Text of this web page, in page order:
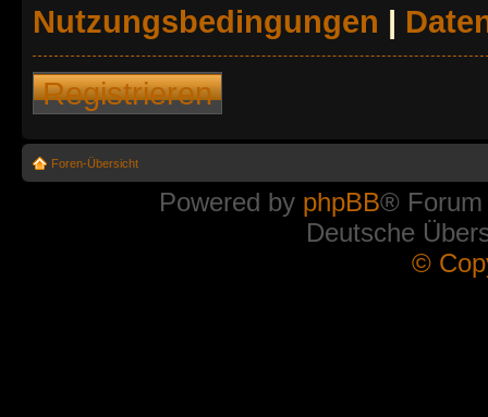
Nutzungsbedingungen |
Registrieren
Foren-Übersicht
Powered by phpBB®
Deutsche
©